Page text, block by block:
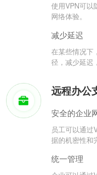
使用VPN可以
网络体验。
减少延迟
在某些情况下
径，减少延迟
远程办公
安全的企业
员工可以通过
据的机密性和
统一管理